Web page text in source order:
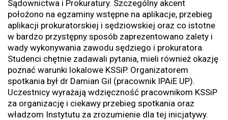
Sądownictwa i Prokuratury. Szczególny akcent
położono na egzaminy wstępne na aplikacje, przebieg
aplikacji prokuratorskiej i sędziowskiej oraz co istotne
w bardzo przystępny sposób zaprezentowano zalety i
wady wykonywania zawodu sędziego i prokuratora.
Studenci chętnie zadawali pytania, mieli również okazję
poznać warunki lokalowe KSSiP. Organizatorem
spotkania był dr Damian Gil (pracownik IPAiE UP).
Uczestnicy wyrażają wdzięczność pracownikom KSSiP
za organizację i ciekawy przebieg spotkania oraz
władzom Instytutu za zrozumienie dla tej inicjatywy.